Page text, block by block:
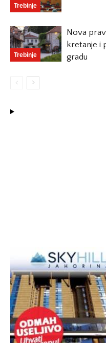
Trebinje
Trebinje
Nova
kretanje i
gradu